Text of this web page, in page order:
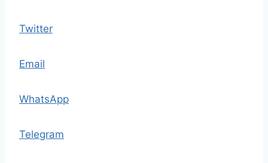
Twitter
Email
WhatsApp
Telegram